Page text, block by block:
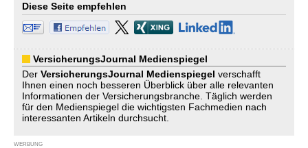
Diese Seite empfehlen
VersicherungsJournal Medienspiegel
Der VersicherungsJournal Medienspiegel verschafft
Ihnen einen noch besseren Überblick über alle relevanten
Informationen der Versicherungsbranche. Täglich werden
für den Medienspiegel die wichtigsten Fachmedien nach
interessanten Artikeln durchsucht.
WERBUNG